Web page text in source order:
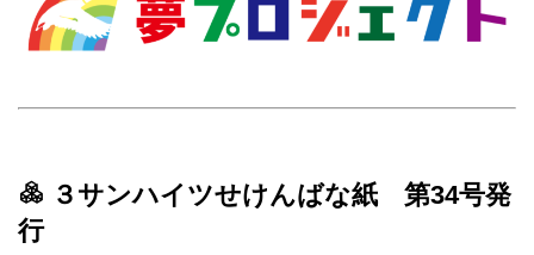
３サンハイツせけんばな紙 第34号発
行